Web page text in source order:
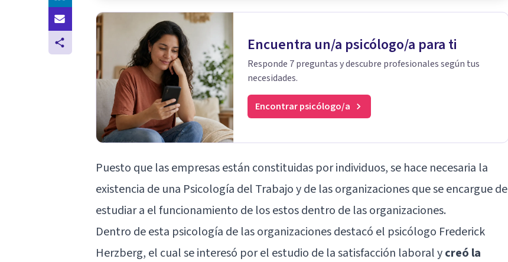
Encuentra un/a psicólogo/a para ti
Responde 7 preguntas y descubre profesionales según tus
necesidades.
Encontrar psicólogo/a
Puesto que las empresas están constituidas por individuos, se hace necesaria la
existencia de una Psicología del Trabajoy de las organizaciones que se encargue de
estudiar a el funcionamiento de los estos dentro de las organizaciones.
Dentro de esta psicología de las organizaciones destacó el psicólogo Frederick
Herzberg, el cual se interesó por el estudio de la satisfacción laboral ycreó la